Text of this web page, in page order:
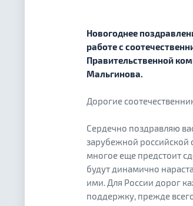
Новогоднее
работе с
Правительственной
Мальгинова.
Дорогие
Сердечно поздравляю
зарубежной российской
многое еще предстоит
будут динамично
ими. Для России дорог
поддержку, прежде